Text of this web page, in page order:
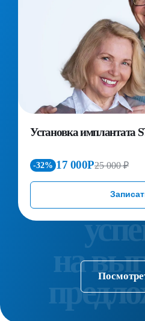
Установка имплантата
-32% 17 000Р25 000 ₽